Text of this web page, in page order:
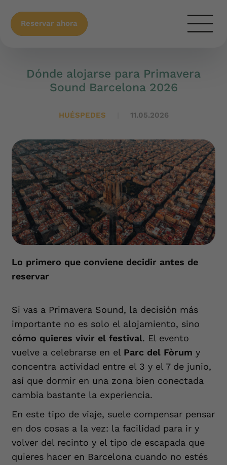
Reservar ahora
Dónde alojarse para Primavera
Sound Barcelona 2026
HUÉSPEDES 11.05.2026
Lo primero que conviene decidir antes de
reservar
Si vas a Primavera Sound, la decisión más
importante no es solo el alojamiento, sino
cómo quieres vivir el festival. El evento
vuelve a celebrarse en el Parc del Fòrum y
concentra actividad entre el 3 y el 7 de junio,
así que dormir en una zona bien conectada
cambia bastante la experiencia.
En este tipo de viaje, suele compensar pensar
en dos cosas a la vez: la facilidad para ir y
volver del recinto y el tipo de escapada que
quieres hacer en Barcelona cuando no estés